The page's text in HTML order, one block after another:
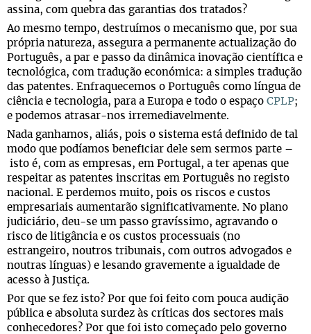
assina, com quebra das garantias dos tratados?
Ao mesmo tempo, destruímos o mecanismo que, por sua
própria natureza, assegura a permanente actualização do
Português, a par e passo da dinâmica inovação científica e
tecnológica, com tradução económica: a simples tradução
das patentes. Enfraquecemos o Português como língua de
ciência e tecnologia, para a Europa e todo o espaço CPLP;
e podemos atrasar-nos irremediavelmente.
Nada ganhamos, aliás, pois o sistema está definido de tal
modo que podíamos beneficiar dele sem sermos parte –
isto é, com as empresas, em Portugal, a ter apenas que
respeitar as patentes inscritas em Português no registo
nacional. E perdemos muito, pois os riscos e custos
empresariais aumentarão significativamente. No plano
judiciário, deu-se um passo gravíssimo, agravando o
risco de litigância e os custos processuais (no
estrangeiro, noutros tribunais, com outros advogados e
noutras línguas) e lesando gravemente a igualdade de
acesso à Justiça.
Por que se fez isto? Por que foi feito com pouca audição
pública e absoluta surdez às críticas dos sectores mais
conhecedores? Por que foi isto começado pelo governo